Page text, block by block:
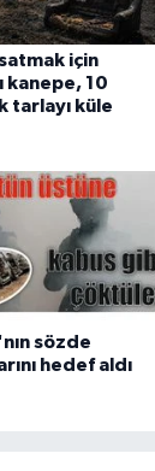
için
kanepe, 10
tarlayı küle
sözde
hedef aldı